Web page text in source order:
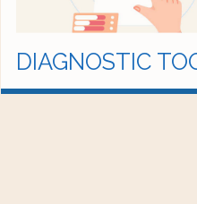
DIAGNOSTIC